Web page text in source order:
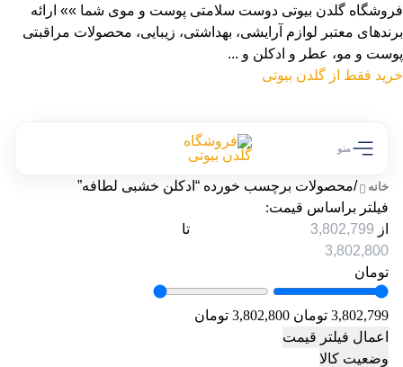
فروشگاه گلدن بیوتی دوست سلامتی پوست و موی شما »» ارائه
برندهای معتبر لوازم آرایشی، بهداشتی، زیبایی، محصولات مراقبتی
پوست و مو، عطر و ادکلن و ...
خرید فقط از گلدن بیوتی
منو
خانه /محصولات برچسب خورده “ادکلن خشبی لطافه”
فیلتر براساس قیمت:
از
تا
تومان
3,802,799 تومان
3,802,800 تومان
اعمال فیلتر قیمت
وضعیت کالا